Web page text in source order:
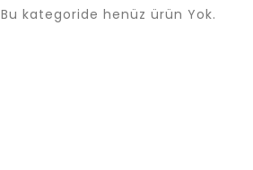
Bu kategoride henüz ürün Yok.